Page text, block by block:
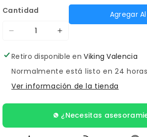
Cantidad
Reducir
Tinta
para
Tatuajes
Colors
Aumentar
Tinta
para
Tatuajes
Vice
Colors
Agregar
Retiro disponible enViking Valencia
Normalmente está listo en 24 horas
Ver información de la tienda
¿Necesitas